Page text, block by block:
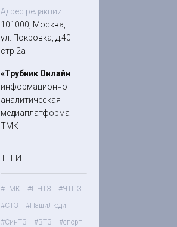
Адрес редакции:
101000, Москва,
ул. Покровка, д.40
стр.2а
«Трубник Онлайн –
информационно-
аналитическая
медиаплатформа
ТМК
ТЕГИ
#ТМК #ПНТЗ
#ЧТПЗ
#СТЗ
#НашиЛюди
#СинТЗ
#ВТЗ #спорт